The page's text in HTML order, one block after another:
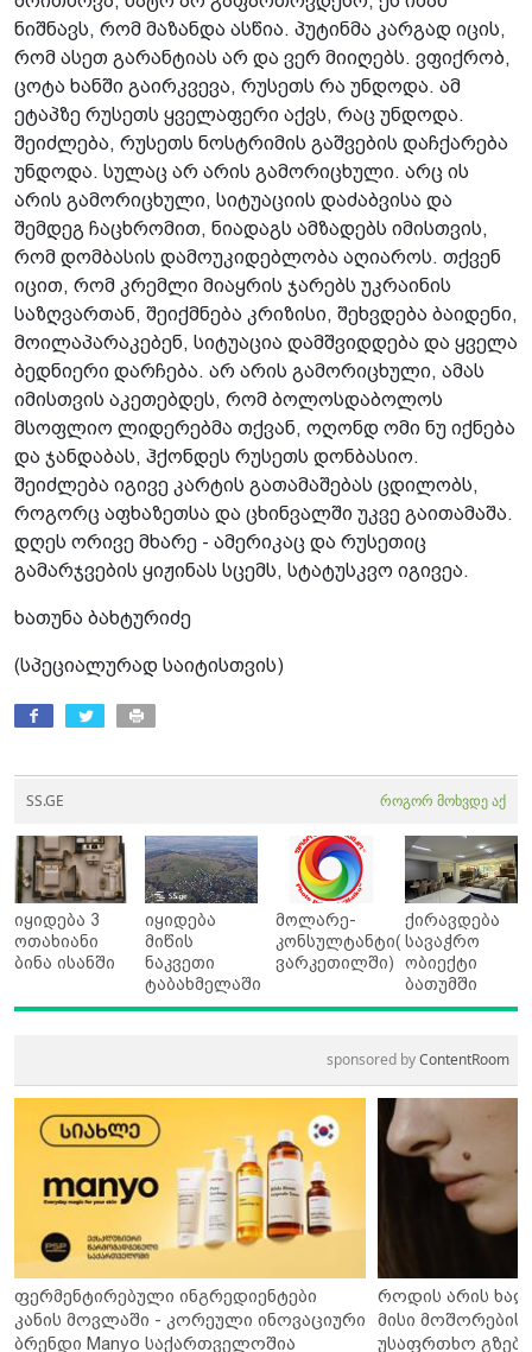
ნიშნავს, რომ მაზანდა ასწია. პუტინმა კარგად იცის,
რომ ასეთ გარანტიას არ და ვერ მიიღებს. ვფიქრობ,
ცოტა ხანში გაირკვევა, რუსეთს რა უნდოდა. ამ
ეტაპზე რუსეთს ყველაფერი აქვს, რაც უნდოდა.
შეიძლება, რუსეთს ნოსტრიმის გაშვების დაჩქარება
უნდოდა. სულაც არ არის გამორიცხული. არც ის
არის გამორიცხული, სიტუაციის დაძაბვისა და
შემდეგ ჩაცხრომით, ნიადაგს ამზადებს იმისთვის,
რომ დომბასის დამოუკიდებლობა აღიაროს. თქვენ
იცით, რომ კრემლი მიაყრის ჯარებს უკრაინის
საზღვართან, შეიქმნება კრიზისი, შეხვდება ბაიდენი,
მოილაპარაკებენ, სიტუაცია დამშვიდდება და ყველა
ბედნიერი დარჩება. არ არის გამორიცხული, ამას
იმისთვის აკეთებდეს, რომ ბოლოსდაბოლოს
მსოფლიო ლიდერებმა თქვან, ოღონდ ომი ნუ იქნება
და ჯანდაბას, ჰქონდეს რუსეთს დონბასიო.
შეიძლება იგივე კარტის გათამაშებას ცდილობს,
როგორც აფხაზეთსა და ცხინვალში უკვე გაითამაშა.
დღეს ორივე მხარე - ამერიკაც და რუსეთიც
გამარჯვების ყიჟინას სცემს, სტატუსკვო იგივეა.
ხათუნა ბახტურიძე
(სპეციალურად საიტისთვის)
SS.GE როგორ მოხვდე აქ
იყიდება 3
ოთახიანი
ბინა ისანში
იყიდება
მიწის
ნაკვეთი
ტაბახმელაში
მოლარე-
კონსულტანტი(
ვარკეთილში)
ქირავდება
სავაჭრო
ობიექტი
ბათუმში
sponsored byContentRoom
ფერმენტირებული ინგრედიენტები
კანის მოვლაში - კორეული ინოვაციური
ბრენდი Manyo საქართველოშია
როდის არის
მისი მოშორების
უსაფრთხო გზები